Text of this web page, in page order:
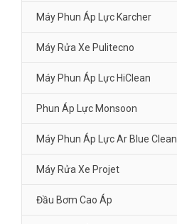
Máy Phun Áp Lực Karcher
Máy Rửa Xe Pulitecno
Máy Phun Áp Lực HiClean
Phun Áp Lực Monsoon
Máy Phun Áp Lực Ar Blue Clean
Máy Rửa Xe Projet
Đầu Bơm Cao Áp